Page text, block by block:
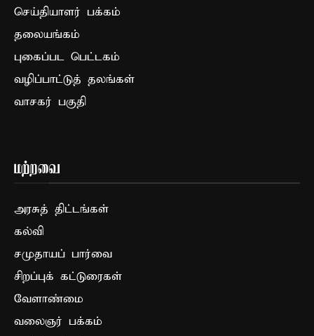
செய்தியாளர் பக்கம்
தலையங்கம்
புகைப்பட பெட்டகம்
வழிப்பாட்டுத் தலங்கள்
வாசகர் பகுதி
மற்றவை
அரசுத் திட்டங்கள்
கல்வி
சமுதாயப் பார்வை
சிறப்புக் கட்டுரைகள்
வேளாண்மை
வலைஞர் பக்கம்